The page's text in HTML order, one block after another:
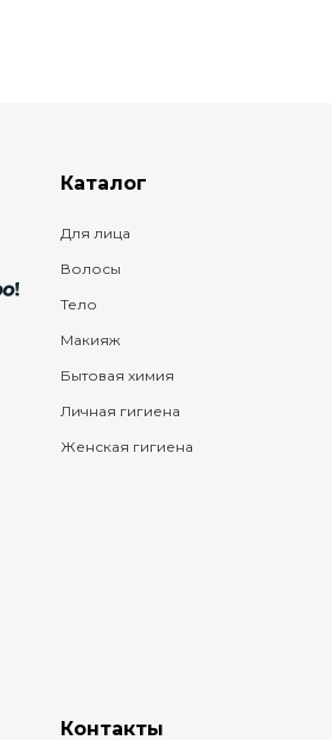
Каталог
Для лица
Волосы
Тело
Макияж
Бытовая химия
Личная гигиена
Женская гигиена
Контакты